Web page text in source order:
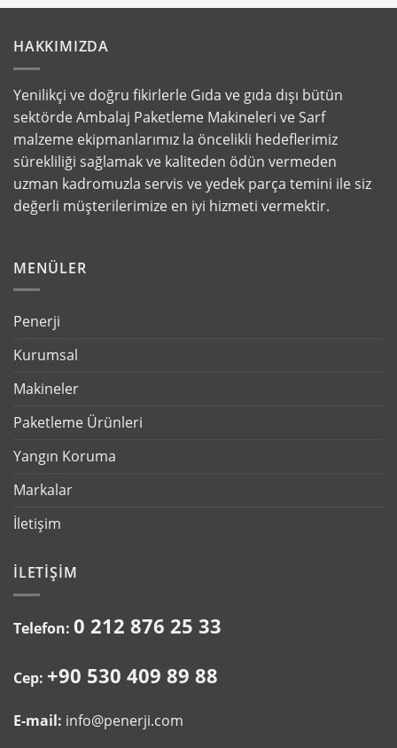
HAKKIMIZDA
Yenilikçi ve doğru fikirlerle Gıda ve gıda dışı bütün
sektörde Ambalaj Paketleme Makineleri ve Sarf
malzeme ekipmanlarımız la öncelikli hedeflerimiz
sürekliliği sağlamak ve kaliteden ödün vermeden
uzman kadromuzla servis ve yedek parça temini ile siz
değerli müşterilerimize en iyi hizmeti vermektir.
MENÜLER
Penerji
Kurumsal
Makineler
Paketleme Ürünleri
Yangın Koruma
Markalar
İletişim
İLETIŞIM
Telefon: 0 212 876 25 33
Cep: +90 530 409 89 88
E-mail: info@penerji.com